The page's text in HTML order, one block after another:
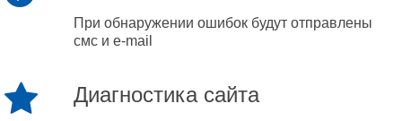
При обнаружении ошибок будут отправлены
смс и e-mail
Диагностика сайта